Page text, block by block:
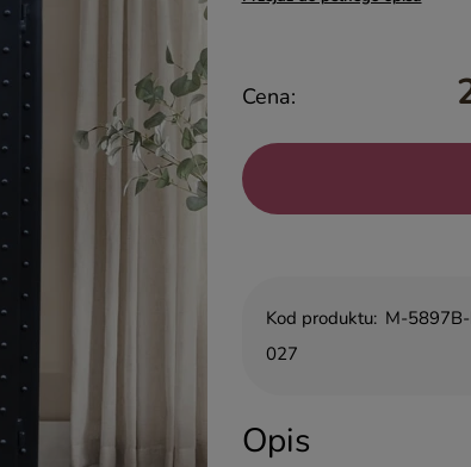
Cena:
Kod produktu: M-
027
Opis